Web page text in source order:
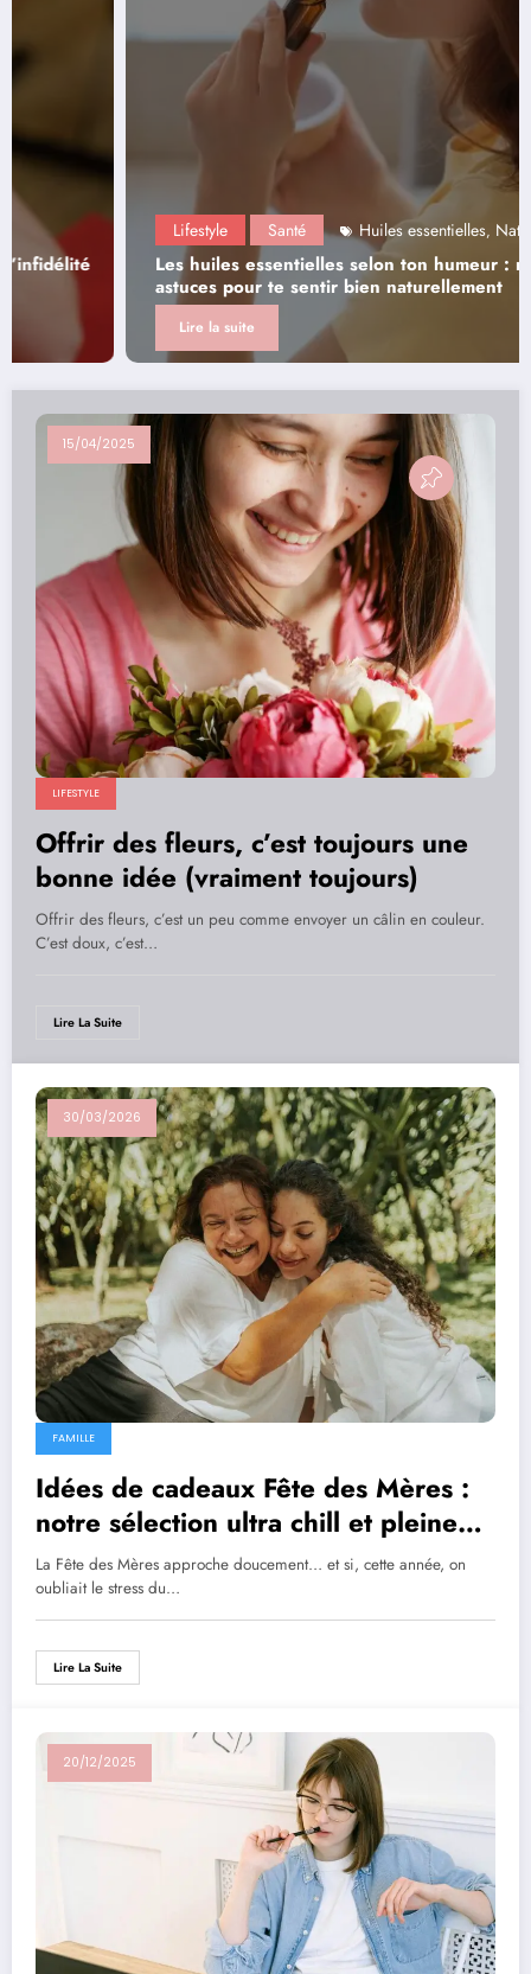
Lifestyle Santé Huiles essentielles,Naturel
Les huiles essentielles selon ton humeur : nos
astuces pour te sentir bien naturellement
15/04/2025
LIFESTYLE
Offrir des fleurs, c’est toujours une
bonne idée (vraiment toujours)
Offrir des fleurs, c’est un peu comme envoyer un câlin en couleur.
C’est doux, c’est…
Lire La Suite
30/03/2026
FAMILLE
Idées de cadeaux Fête des Mères :
notre sélection ultra chill et pleine
de douceur
La Fête des Mères approche doucement… et si, cette année, on
oubliait le stress du…
Lire La Suite
20/12/2025